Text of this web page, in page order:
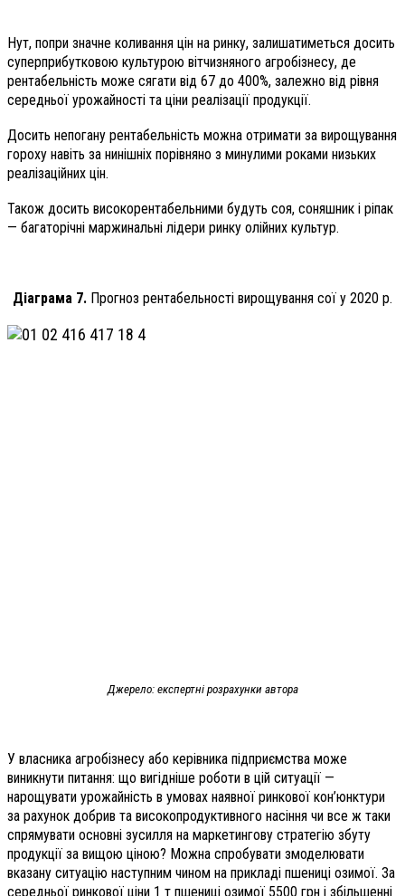
Нут, попри значне коливання цін на ринку, залишатиметься досить
суперприбутковою культурою вітчизняного агробізнесу, де
рентабельність може сягати від 67 до 400%, залежно від рівня
середньої урожайності та ціни реалізації продукції.
Досить непогану рентабельність можна отримати за вирощування
гороху навіть за нинішніх порівняно з минулими роками низьких
реалізаційних цін.
Також досить високорентабельними будуть соя, соняшник і ріпак
— багаторічні маржинальні лідери ринку олійних культур.
Діаграма 7. Прогноз рентабельності вирощування сої у 2020 р.
Джерело: експертні розрахунки автора
У власника агробізнесу або керівника підприємства може
виникнути питання: що вигідніше роботи в цій ситуації —
нарощувати урожайність в умовах наявної ринкової кон’юнктури
за рахунок добрив та високопродуктивного насіння чи все ж таки
спрямувати основні зусилля на маркетингову стратегію збуту
продукції за вищою ціною? Можна спробувати змоделювати
вказану ситуацію наступним чином на прикладі пшениці озимої. За
середньої ринкової ціни 1 т пшениці озимої 5500 грн і збільшенні